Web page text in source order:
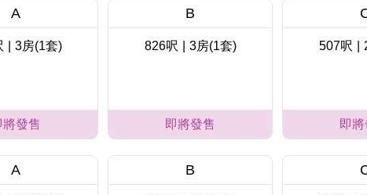
A
3房(1套)
將發售
B
826呎 3房(1套)
即將發售
507呎
即
A B